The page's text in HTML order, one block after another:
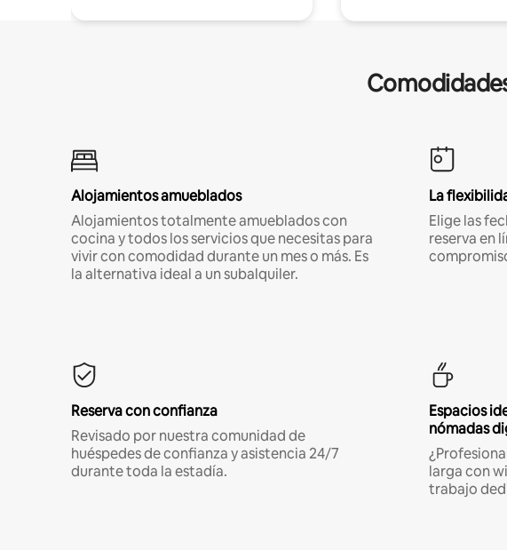
Alojamientos amueblados
Alojamientos totalmente amueblados con
cocina y todos los servicios que necesitas para
vivir con comodidad durante un mes o más. Es
la alternativa ideal a un subalquiler.
La
Elige las
reserva en
Reserva con confianza
Revisado por nuestra comunidad de
huéspedes de confianza y asistencia 24/7
durante toda la estadía.
Espacios
nómadas
larga con
trabajo